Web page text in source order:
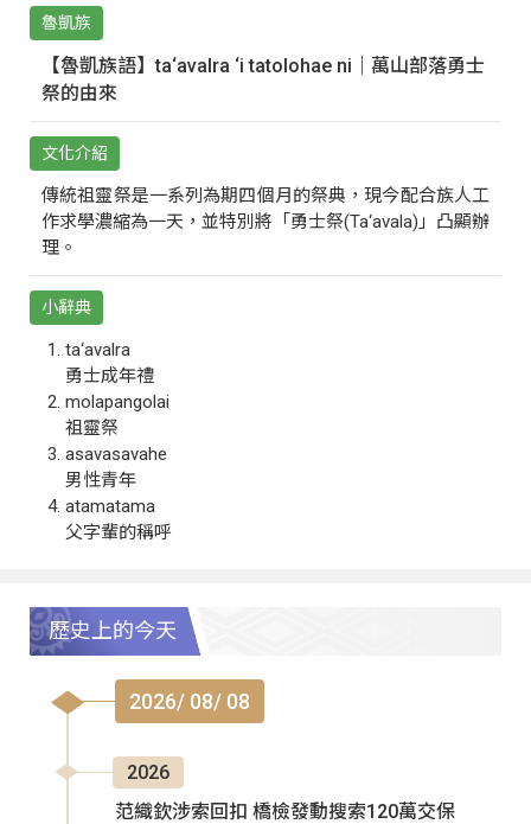
魯凱族
【魯凱族語】ta‘avalra ‘i tatolohae ni｜萬山部落勇士
祭的由來
文化介紹
傳統祖靈祭是一系列為期四個月的祭典，現今配合族人工
作求學濃縮為一天，並特別將「勇士祭(Ta‘avala)」凸顯辦
理。
小辭典
ta‘avalra
勇士成年禮
molapangolai
祖靈祭
asavasavahe
男性青年
atamatama
父字輩的稱呼
歷史上的今天
2026/ 08/ 08
2026
范織欽涉索回扣 橋檢發動搜索120萬交保